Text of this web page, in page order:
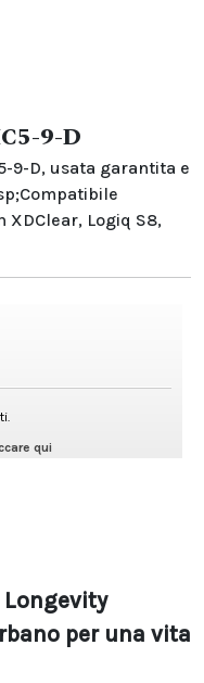
9-D
9-D, usata garantita e
XDClear, Logiq S8,
Longevity
per una vita